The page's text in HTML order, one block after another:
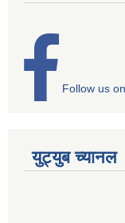
Follow us
युट्युब च्यानल